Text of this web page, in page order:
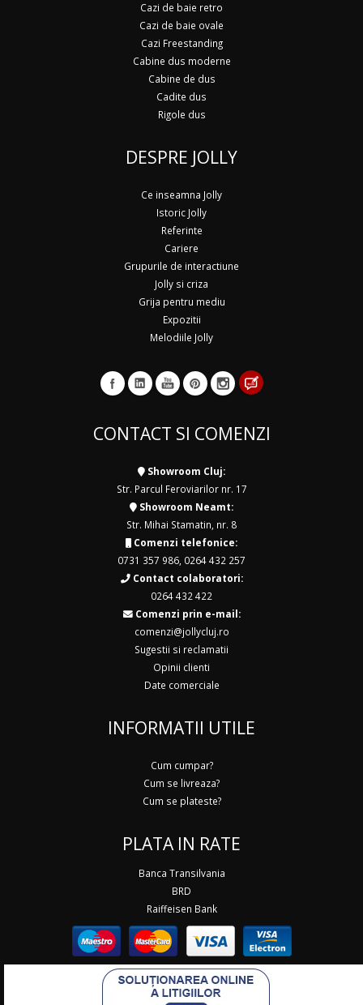
Cazi de baie retro
Cazi de baie ovale
Cazi Freestanding
Cabine dus moderne
Cabine de dus
Cadite dus
Rigole dus
DESPRE JOLLY
Ce inseamna Jolly
Istoric Jolly
Referinte
Cariere
Grupurile de interactiune
Jolly si criza
Grija pentru mediu
Expozitii
Melodiile Jolly
CONTACT SI COMENZI
Showroom Cluj:
Str. Parcul Feroviarilor nr. 17
Showroom Neamt:
Str. Mihai Stamatin, nr. 8
Comenzi telefonice:
0731 357 986 0264 432 257
Contact colaboratori:
0264 432 422
Comenzi prin e-mail:
comenzi@jollycluj.ro
Sugestii si reclamatii
Opinii clienti
Date comerciale
INFORMATII UTILE
Cum cumpar?
Cum se livreaza?
Cum se plateste?
PLATA IN RATE
Banca Transilvania
BRD
Raiffeisen Bank